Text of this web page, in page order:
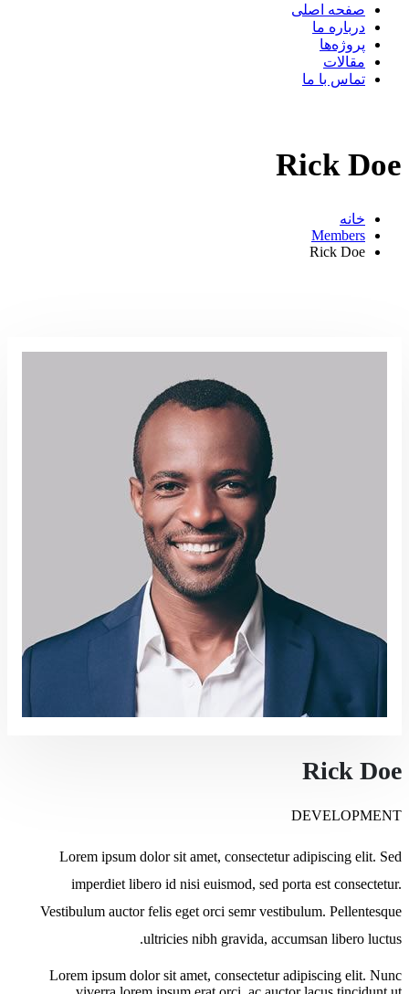
صفحه اصلی
درباره ما
پروژه‌ها
مقالات
تماس با ما
Rick Doe
خانه
Members
Rick Doe
Rick Doe
DEVELOPMENT
Lorem ipsum dolor sit amet, consectetur adipiscing elit. Sed
imperdiet libero id nisi euismod, sed porta est consectetur.
Vestibulum auctor felis eget orci semr vestibulum. Pellentesque
ultricies nibh gravida, accumsan libero luctus.
Lorem ipsum dolor sit amet, consectetur adipiscing elit. Nunc